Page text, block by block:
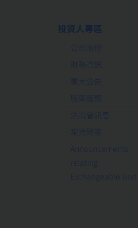
投資人專區
公司治理
財務資訊
重大公告
股東服務
法說會訊息
常見問答
Announcements
relating
Exchangeable Unit